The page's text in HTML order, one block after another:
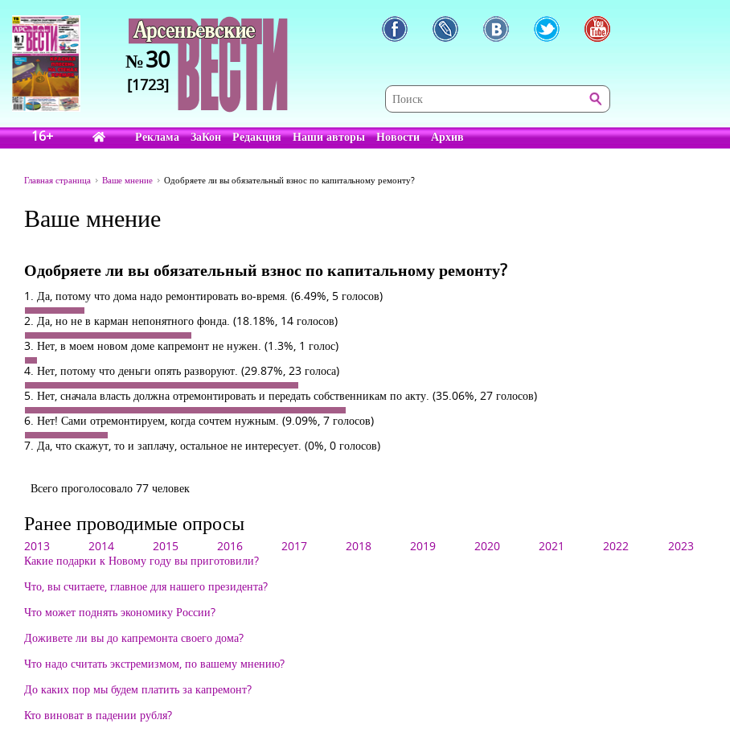
№30
[1723]
16+ Реклама ЗаКон Редакция Наши авторы Новости Архив
Главная страница Ваше мнение Одобряете ли вы обязательный взнос по капитальному ремонту?
Ваше мнение
Одобряете ли вы обязательный взнос по капитальному ремонту?
1. Да, потому что дома надо ремонтировать во-время. (6.49%, 5 голосов)
2. Да, но не в карман непонятного фонда. (18.18%, 14 голосов)
3. Нет, в моем новом доме капремонт не нужен. (1.3%, 1 голос)
4. Нет, потому что деньги опять разворуют. (29.87%, 23 голоса)
5. Нет, сначала власть должна отремонтировать и передать собственникам по акту. (35.06%, 27 голосов)
6. Нет! Сами отремонтируем, когда сочтем нужным. (9.09%, 7 голосов)
7. Да, что скажут, то и заплачу, остальное не интересует. (0%, 0 голосов)
Всего проголосовало 77 человек
Ранее проводимые опросы
2013 2014 2015 2016 2017 2018 2019 2020 2021 2022 2023
Какие подарки к Новому году вы приготовили?
Что, вы считаете, главное для нашего президента?
Что может поднять экономику России?
Доживете ли вы до капремонта своего дома?
Что надо считать экстремизмом, по вашему мнению?
До каких пор мы будем платить за капремонт?
Кто виноват в падении рубля?